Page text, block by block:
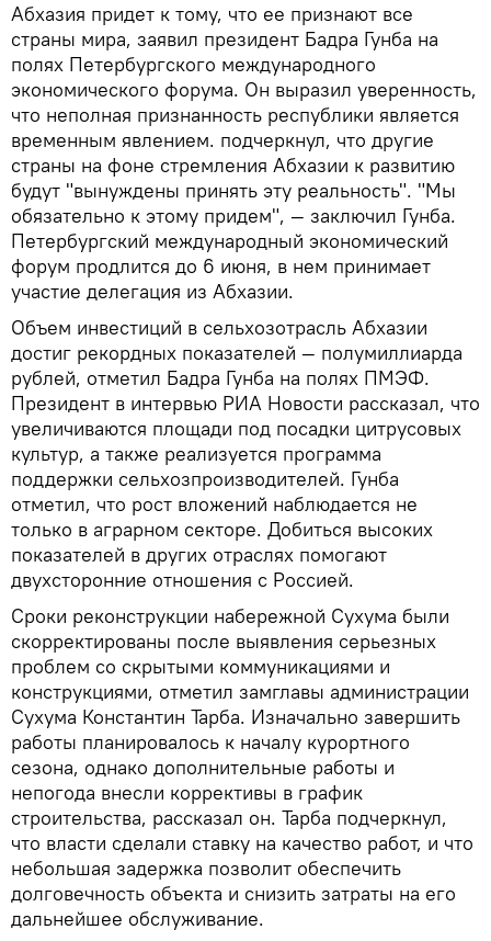
Абхазия придет к тому, что ее признают все
страны мира, заявил президент Бадра Гунба на
полях Петербургского международного
экономического форума. Он выразил уверенность,
что неполная признанность республики является
временным явлением. подчеркнул, что другие
страны на фоне стремления Абхазии к развитию
будут "вынуждены принять эту реальность". "Мы
обязательно к этому придем", — заключил Гунба.
Петербургский международный экономический
форум продлится до 6 июня, в нем принимает
участие делегация из Абхазии.
Объем инвестиций в сельхозотрасль Абхазии
достиг рекордных показателей — полумиллиарда
рублей, отметил Бадра Гунба на полях ПМЭФ.
Президент в интервью РИА Новости рассказал, что
увеличиваются площади под посадки цитрусовых
культур, а также реализуется программа
поддержки сельхозпроизводителей. Гунба
отметил, что рост вложений наблюдается не
только в аграрном секторе. Добиться высоких
показателей в других отраслях помогают
двухсторонние отношения с Россией.
Сроки реконструкции набережной Сухума были
скорректированы после выявления серьезных
проблем со скрытыми коммуникациями и
конструкциями, отметил замглавы администрации
Сухума Константин Тарба. Изначально завершить
работы планировалось к началу курортного
сезона, однако дополнительные работы и
непогода внесли коррективы в график
строительства, рассказал он. Тарба подчеркнул,
что власти сделали ставку на качество работ, и что
небольшая задержка позволит обеспечить
долговечность объекта и снизить затраты на его
дальнейшее обслуживание.